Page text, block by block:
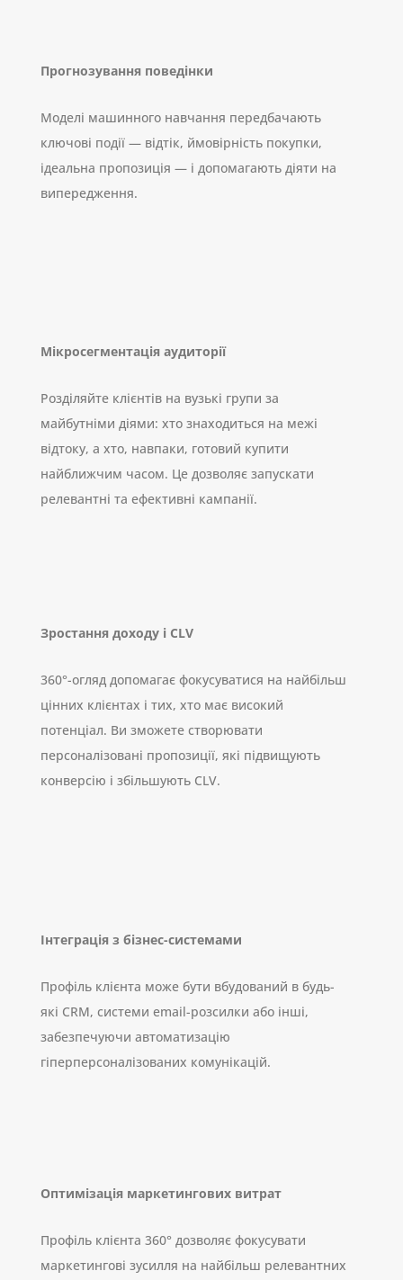
Прогнозування поведінки
Моделі машинного навчання передбачають
ключові події — відтік, ймовірність покупки,
ідеальна пропозиція — і допомагають діяти на
випередження.
Мікросегментація аудиторії
Розділяйте клієнтів на вузькі групи за
майбутніми діями: хто знаходиться на межі
відтоку, а хто, навпаки, готовий купити
найближчим часом. Це дозволяє запускати
релевантні та ефективні кампанії.
Зростання доходу і CLV
360°-огляд допомагає фокусуватися на найбільш
цінних клієнтах і тих, хто має високий
потенціал. Ви зможете створювати
персоналізовані пропозиції, які підвищують
конверсію і збільшують CLV.
Інтеграція з бізнес-системами
Профіль клієнта може бути вбудований в будь-
які CRM, системи email-розсилки або інші,
забезпечуючи автоматизацію
гіперперсоналізованих комунікацій.
Оптимізація маркетингових витрат
Профіль клієнта 360° дозволяє фокусувати
маркетингові зусилля на найбільш релевантних